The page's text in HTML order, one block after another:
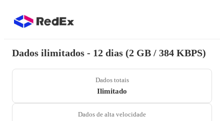
Dados ilimitados - 12 dias (2 GB / 384 KBPS)
Dados totais
Ilimitado
Dados de alta velocidade